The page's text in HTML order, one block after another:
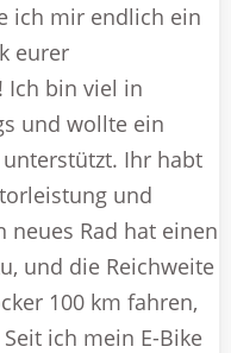
ich mir endlich ein
eurer
Ich bin viel in
und wollte ein
Ihr habt
und
neues Rad hat einen
und die Reichweite
100 km fahren,
ich mein E-Bike